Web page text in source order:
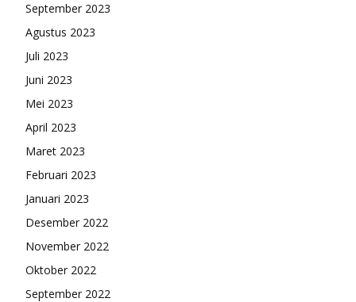
September 2023
Agustus 2023
Juli 2023
Juni 2023
Mei 2023
April 2023
Maret 2023
Februari 2023
Januari 2023
Desember 2022
November 2022
Oktober 2022
September 2022